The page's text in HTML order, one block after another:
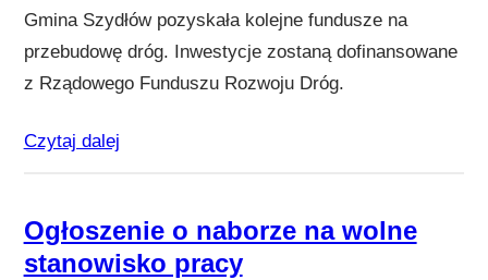
Gmina Szydłów pozyskała kolejne fundusze na
przebudowę dróg. Inwestycje zostaną dofinansowane
z Rządowego Funduszu Rozwoju Dróg.
Czytaj dalej
Ogłoszenie o naborze na wolne
stanowisko pracy